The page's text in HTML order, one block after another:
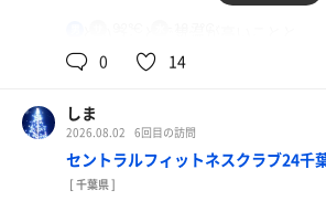
アイスボックスソーダ
人が多いこともあってか水風呂の温度
１９度近くまで上がっていた。
ということで水風呂に使っている側か
いつまでも入っていられる良い感じだ
入水時間が長時間化して、常に人が
0 14
しま
2026.08.02 6回目の訪問
セントラルフィットネスクラブ24千
[ 千葉県 ]